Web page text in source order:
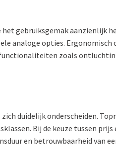
gebruiksgemak aanzienlijk
analoge opties. Ergonomisch
zoals
duidelijk onderscheiden.
Bij de keuze tussen
en betrouwbaarheid van